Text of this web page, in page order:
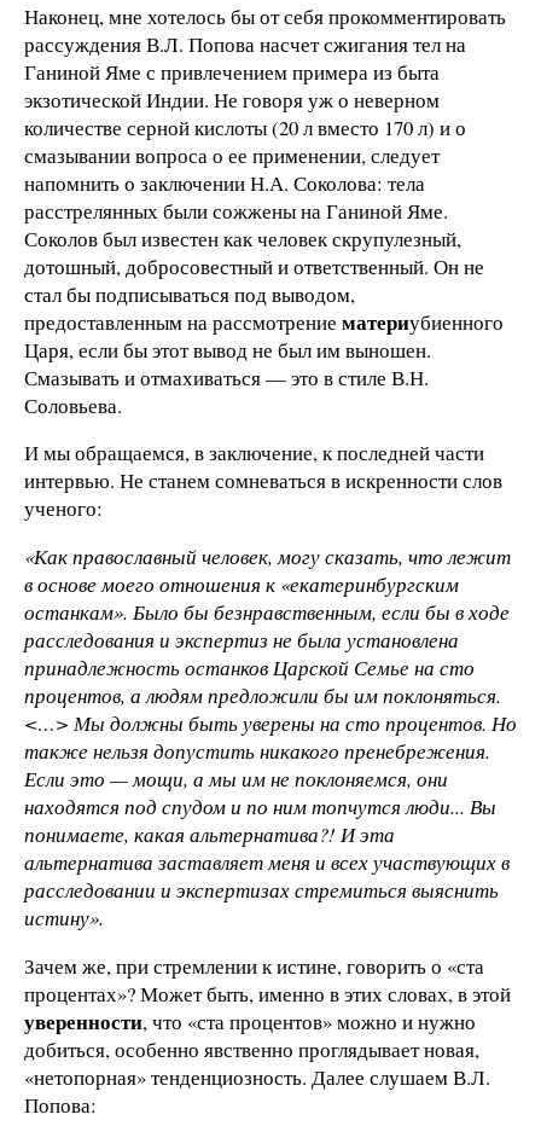
Наконец, мне хотелось бы от себя прокомментировать
рассуждения В.Л. Попова насчет сжигания тел на
Ганиной Яме с привлечением примера из быта
экзотической Индии. Не говоря уж о неверном
количестве серной кислоты (20 л вместо 170 л) и о
смазывании вопроса о ее применении, следует
напомнить о заключении Н.А. Соколова: тела
расстрелянных были сожжены на Ганиной Яме.
Соколов был известен как человек скрупулезный,
дотошный, добросовестный и ответственный. Он не
стал бы подписываться под выводом,
предоставленным на рассмотрение материубиенного
Царя, если бы этот вывод не был им выношен.
Смазывать и отмахиваться — это в стиле В.Н.
Соловьева.
И мы обращаемся, в заключение, к последней части
интервью. Не станем сомневаться в искренности слов
ученого:
«Как православный человек, могу сказать, что лежит
в основе моего отношения к «екатеринбургским
останкам». Было бы безнравственным, если бы в ходе
расследования и экспертиз не была установлена
принадлежность останков Царской Семье на сто
процентов, а людям предложили бы им поклоняться.
<…> Мы должны быть уверены на сто процентов. Но
также нельзя допустить никакого пренебрежения.
Если это — мощи, а мы им не поклоняемся, они
находятся под спудом и по ним топчутся люди... Вы
понимаете, какая альтернатива?! И эта
альтернатива заставляет меня и всех участвующих в
расследовании и экспертизах стремиться выяснить
истину».
Зачем же, при стремлении к истине, говорить о «ста
процентах»? Может быть, именно в этих словах, в этой
уверенности, что «ста процентов» можно и нужно
добиться, особенно явственно проглядывает новая,
«нетопорная» тенденциозность. Далее слушаем В.Л.
Попова: